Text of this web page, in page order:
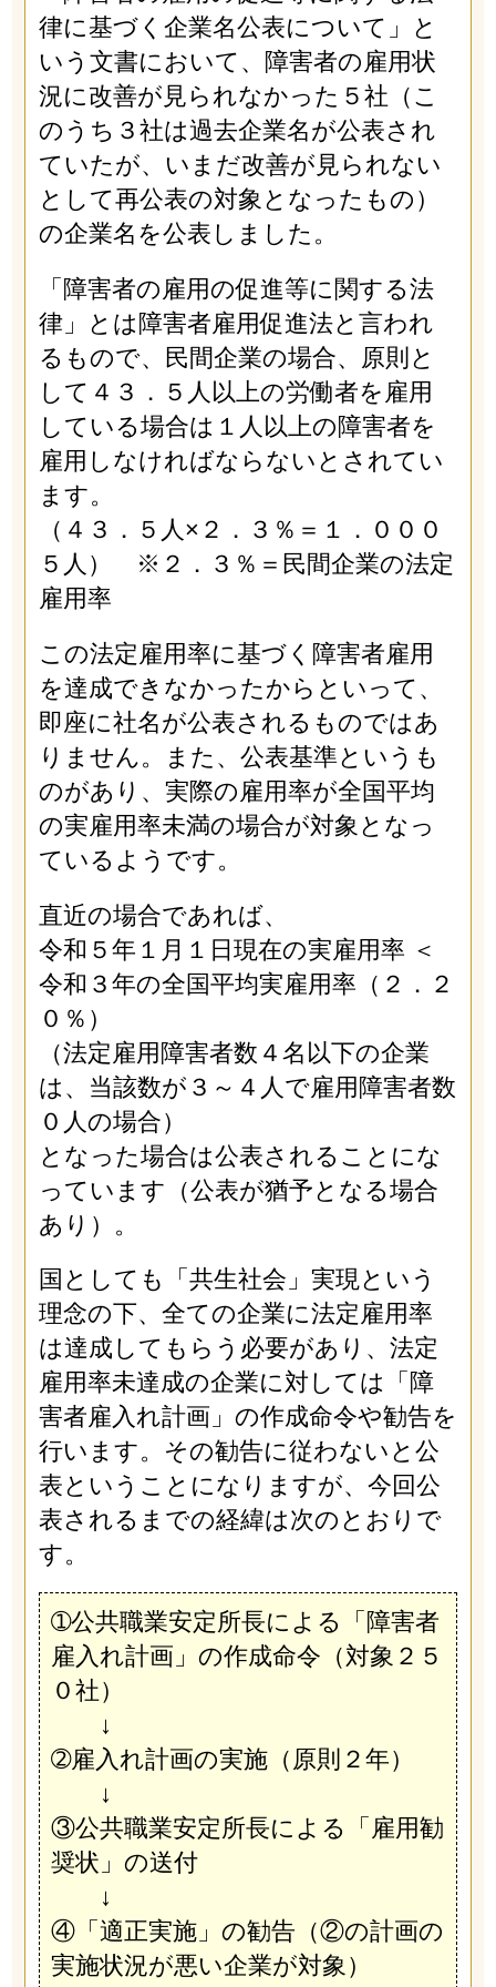
律に基づく企業名公表について」と
いう文書において、障害者の雇用状
況に改善が見られなかった５社（こ
のうち３社は過去企業名が公表され
ていたが、いまだ改善が見られない
として再公表の対象となったもの）
の企業名を公表しました。
「障害者の雇用の促進等に関する法
律」とは障害者雇用促進法と言われ
るもので、民間企業の場合、原則と
して４３．５人以上の労働者を雇用
している場合は１人以上の障害者を
雇用しなければならないとされてい
ます。
（４３．５人×２．３％＝１．０００
５人） ※２．３％＝民間企業の法定
雇用率
この法定雇用率に基づく障害者雇用
を達成できなかったからといって、
即座に社名が公表されるものではあ
りません。また、公表基準というも
のがあり、実際の雇用率が全国平均
の実雇用率未満の場合が対象となっ
ているようです。
直近の場合であれば、
令和５年１月１日現在の実雇用率 ＜
令和３年の全国平均実雇用率（２．２
０％）
（法定雇用障害者数４名以下の企業
は、当該数が３～４人で雇用障害者数
０人の場合）
となった場合は公表されることにな
っています（公表が猶予となる場合
あり）。
国としても「共生社会」実現という
理念の下、全ての企業に法定雇用率
は達成してもらう必要があり、法定
雇用率未達成の企業に対しては「障
害者雇入れ計画」の作成命令や勧告を
行います。その勧告に従わないと公
表ということになりますが、今回公
表されるまでの経緯は次のとおりで
す。
➀公共職業安定所長による「障害者
雇入れ計画」の作成命令（対象２５
０社）
↓
➁雇入れ計画の実施（原則２年）
↓
③公共職業安定所長による「雇用勧
奨状」の送付
↓
④「適正実施」の勧告（②の計画の
実施状況が悪い企業が対象）